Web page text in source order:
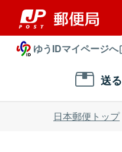
ゆうIDマイページへ
送る
日本郵便トップ